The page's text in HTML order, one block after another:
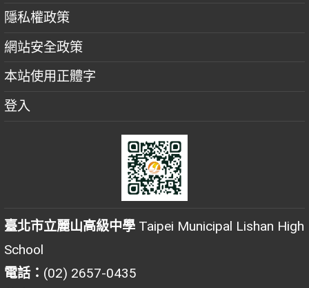
隱私權政策
網站安全政策
本站使用正體字
登入
臺北市立麗山高級中學 Taipei Municipal Lishan High
School
電話： (02) 2657-0435